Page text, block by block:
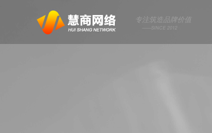
专注筑造品牌价值
——SINCE 2012